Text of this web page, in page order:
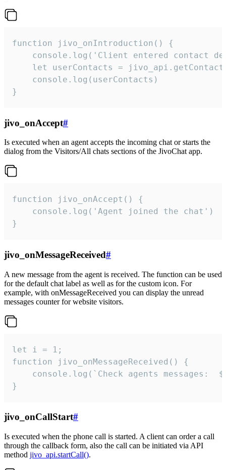
function jivo_onIntroduction() {
console.log('Client entered contact
let userContacts =
    console.log(userContacts)
}
jivo_onAccept#
Is executed when an agent accepts the incoming chat or starts the
dialog from the Visitors/All chats sections of the JivoChat app.
function jivo_onAccept() {
}
jivo_onMessageReceived#
A new message from the agent is received. The function can be used
for the default chat label as well as for the custom icon. For
example, with onMessageReceived you can display the unread
messages counter for website visitors.
let i = 1;
function jivo_onMessageReceived() {
}
jivo_onCallStart#
Is executed when the phone call is started. A client can order a call
through the callback form, also the call can be initiated via API
method jivo_api.startCall().